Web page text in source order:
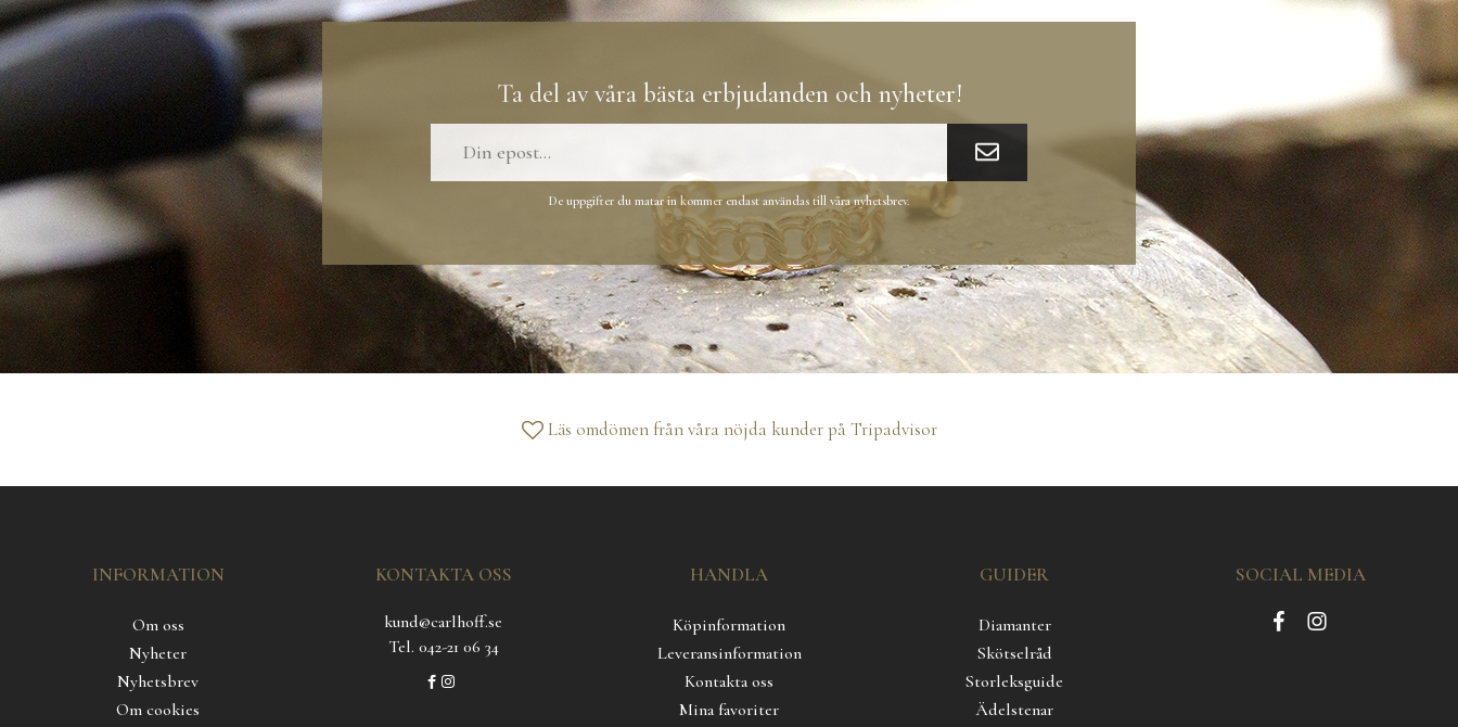
Ta del av våra bästa erbjudanden och nyheter!
De uppgifter du matar in kommer endast användas till våra nyhetsbrev.
Läs omdömen från våra nöjda kunder på Tripadvisor
INFORMATION
Om oss
Nyheter
Nyhetsbrev
Om cookies
KONTAKTA OSS
kund@carlhoff.se
Tel. 042-21 06 34
HANDLA
Köpinformation
Leveransinformation
Kontakta oss
Mina favoriter
GUIDER
Diamanter
Skötselråd
Storleksguide
Ädelstenar
SOCIAL MEDIA